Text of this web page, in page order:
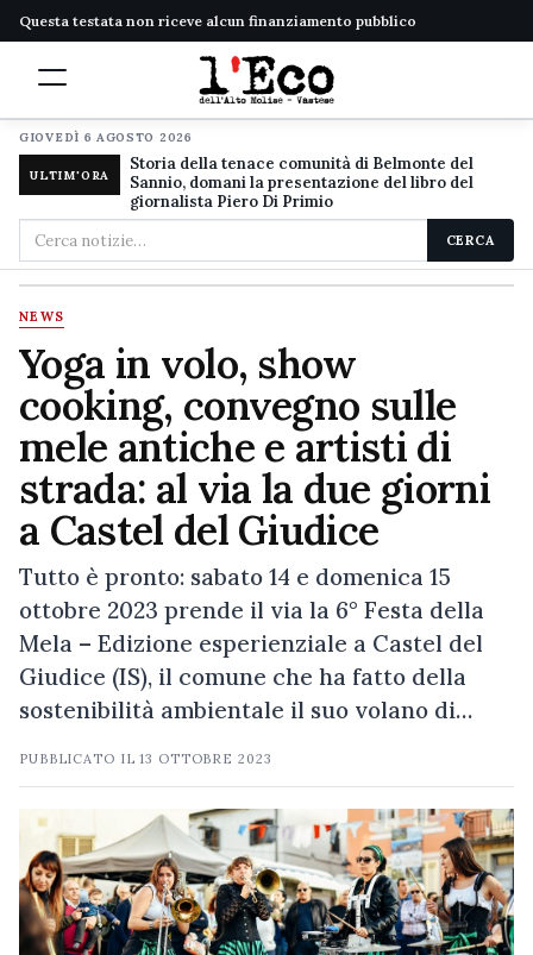
Questa testata non riceve alcun finanziamento pubblico
GIOVEDÌ 6 AGOSTO 2026
ULTIM'ORA
Storia della tenace comunità di Belmonte del
Sannio, domani la presentazione del libro del
giornalista Piero Di Primio
Cerca
nel
sito
CERCA
NEWS
Yoga in volo, show
cooking, convegno sulle
mele antiche e artisti di
strada: al via la due giorni
a Castel del Giudice
Tutto è pronto: sabato 14 e domenica 15
ottobre 2023 prende il via la 6° Festa della
Mela – Edizione esperienziale a Castel del
Giudice (IS), il comune che ha fatto della
sostenibilità ambientale il suo volano di…
PUBBLICATO IL13 OTTOBRE 2023